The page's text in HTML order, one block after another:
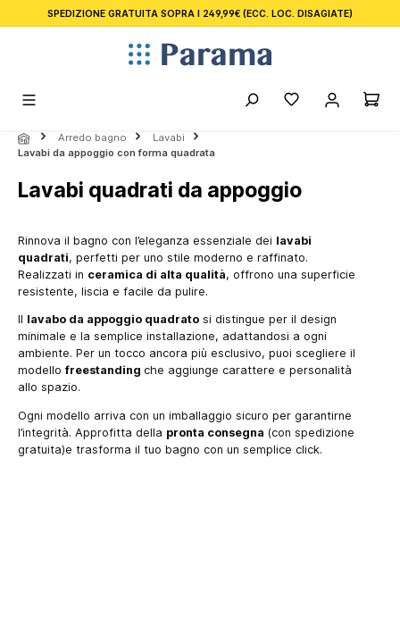
principale
SPEDIZIONE GRATUITA SOPRA I 249,99€ (ECC. LOC. DISAGIATE)
Arredo bagno
Lavabi
Lavabi da appoggio con forma quadrata
Lavabi quadrati da appoggio
Rinnova il bagno con l’eleganza essenziale dei lavabi
quadrati, perfetti per uno stile moderno e raffinato.
Realizzati in ceramica di alta qualità, offrono una superficie
resistente, liscia e facile da pulire.
Il lavabo da appoggio quadrato si distingue per il design
minimale e la semplice installazione, adattandosi a ogni
ambiente. Per un tocco ancora più esclusivo, puoi scegliere il
modello freestanding che aggiunge carattere e personalità
allo spazio.
Ogni modello arriva con un imballaggio sicuro per garantirne
l’integrità. Approfitta della pronta consegna (con spedizione
gratuita)e trasforma il tuo bagno con un semplice click.